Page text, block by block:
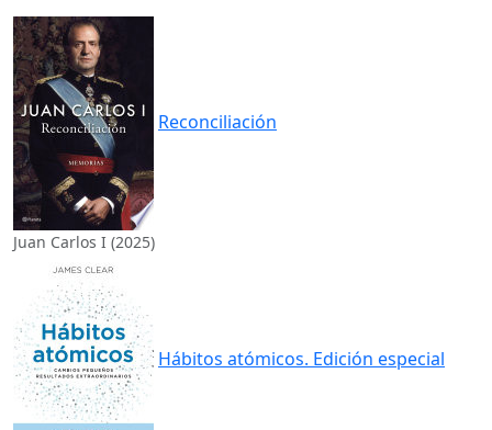
Reconciliación
Juan Carlos I (2025)
Hábitos atómicos. Edición especial